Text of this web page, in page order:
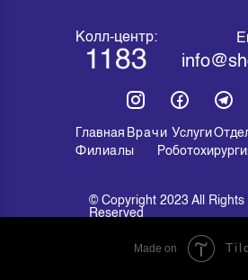
Филиалы
Услуги
Врачи
Главная
1183
Колл-центр:
© Copyright 2023 All Rights
Reserved
Made on